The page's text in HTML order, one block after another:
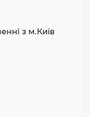
з м.Київ